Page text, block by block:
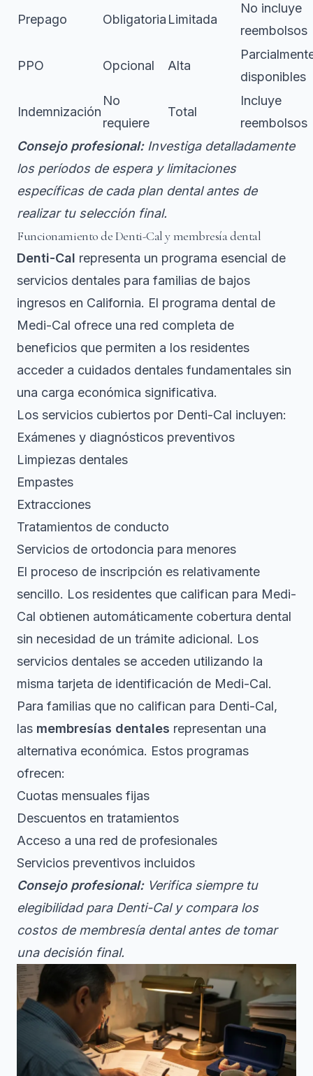
Prepago Obligatoria Limitada
No incluye
reembolsos
PPO Opcional Alta
disponibles
Indemnización
No
requiere
Total
Incluye
reembolsos
Consejo profesional: Investiga detalladamente
los períodos de espera y limitaciones
específicas de cada plan dental antes de
realizar tu selección final.
Funcionamiento de Denti-Cal y membresía dental
Denti-Cal representa un programa esencial de
servicios dentales para familias de bajos
ingresos en California. El programa dental de
Medi-Cal ofrece una red completa de
beneficios que permiten a los residentes
acceder a cuidados dentales fundamentales sin
una carga económica significativa.
Los servicios cubiertos por Denti-Cal incluyen:
Exámenes y diagnósticos preventivos
Limpiezas dentales
Empastes
Extracciones
Tratamientos de conducto
Servicios de ortodoncia para menores
El proceso de inscripción es relativamente
sencillo. Los residentes que califican para Medi-
Cal obtienen automáticamente cobertura dental
sin necesidad de un trámite adicional. Los
servicios dentales se acceden utilizando la
misma tarjeta de identificación de Medi-Cal.
Para familias que no califican para Denti-Cal,
las membresías dentales representan una
alternativa económica. Estos programas
ofrecen:
Cuotas mensuales fijas
Descuentos en tratamientos
Acceso a una red de profesionales
Servicios preventivos incluidos
Consejo profesional: Verifica siempre tu
elegibilidad para Denti-Cal y compara los
costos de membresía dental antes de tomar
una decisión final.